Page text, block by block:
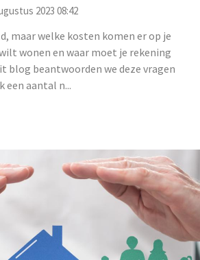
2023 08:42
maar welke kosten komen er op je
wonen en waar moet je rekening
blog beantwoorden we deze vragen
een aantal n...